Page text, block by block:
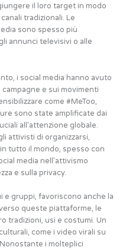
il loro target in modo
tradizionali. Le
sono spesso più
annunci televisivi o alle
i social media hanno avuto
e sui movimenti
come #MeToo,
sono state amplificate dai
all’attenzione globale.
attivisti di organizzarsi,
tutto il mondo, spesso con
media nell’attivismo
e sulla privacy.
e gruppi, favoriscono anche la
queste piattaforme, le
tradizioni, usi e costumi. Un
come i video virali su
i molteplici